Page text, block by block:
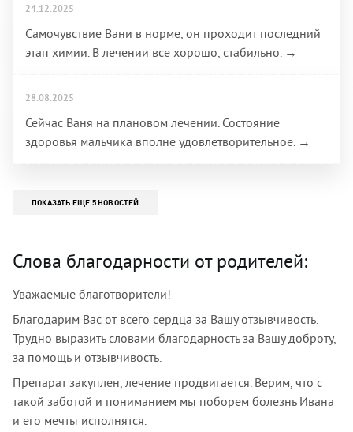
24.12.2025
Самочувствие Вани в норме, он проходит последний
этап химии. В лечении все хорошо, стабильно. →
28.08.2025
Сейчас Ваня на плановом лечении. Состояние
здоровья мальчика вполне удовлетворительное. →
ПОКАЗАТЬ ЕЩЕ 5 НОВОСТЕЙ
Слова благодарности от родителей:
Уважаемые благотворители!
Благодарим Вас от всего сердца за Вашу отзывчивость.
Трудно выразить словами благодарность за Вашу доброту,
за помощь и отзывчивость.
Препарат закуплен, лечение продвигается. Верим, что с
такой заботой и пониманием мы поборем болезнь Ивана
и его мечты исполнятся.